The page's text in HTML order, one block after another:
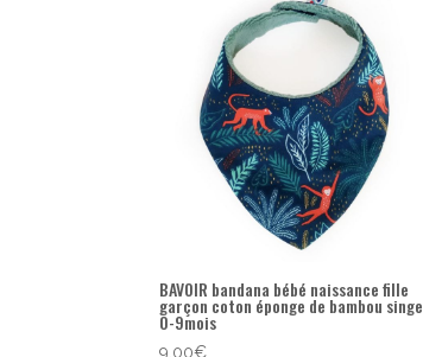
BAVOIR bandana bébé naissance fille
garçon coton éponge de bambou singe
0-9mois
9,00€